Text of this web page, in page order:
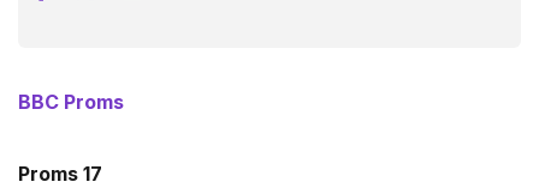
BBC Proms
Proms 17